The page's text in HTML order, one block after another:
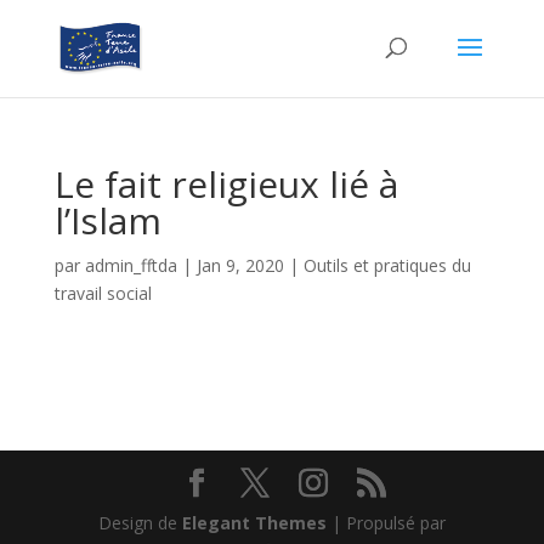
Le fait religieux lié à
l’Islam
par admin_fftda | Jan 9, 2020 | Outils et pratiques du
travail social
Design de Elegant Themes | Propulsé par